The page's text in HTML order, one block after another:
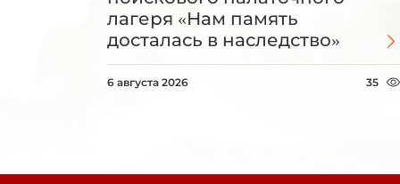
лагеря «Нам память
досталась в наследство»
6 августа 2026 35